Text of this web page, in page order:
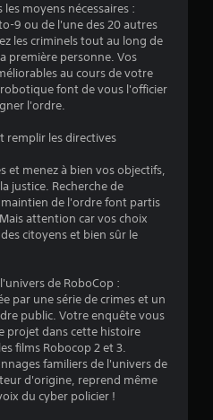
.
0
é
t
o
l
e
s
moyens nécessaires :
9 ou de l'une des 20 autres
les criminels tout au long de
première personne. Vos
au cours de votre
font de vous l'officier
l'ordre.
remplir les directives
et menez à bien vos objectifs,
justice. Recherche de
de l'ordre font partis
attention car vos choix
citoyens et bien sûr le
de RoboCop :
par une série de crimes et un
public. Votre enquête vous
projet dans cette histoire
films Robocop 2 et 3.
familiers de l'univers de
d'origine, reprend même
du cyber policier !